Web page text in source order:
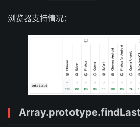
浏览器支持情况：